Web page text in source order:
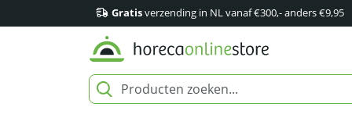
Gratisverzending in NL vanaf €300,- anders €9,95